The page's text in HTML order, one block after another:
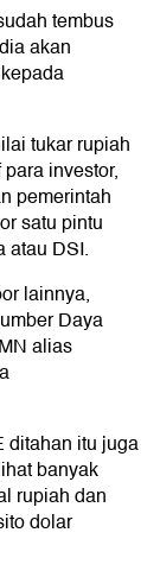
tembus
akan
tukar rupiah
investor,
pemerintah
satu pintu
atau DSI.
lainnya,
Daya
alias
ditahan itu juga
banyak
rupiah dan
dolar